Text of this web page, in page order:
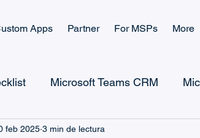
Apps Partner For MSPs More
Microsoft Teams CRM
Microsoft Power Apps
feb 2025 3 min de lectura